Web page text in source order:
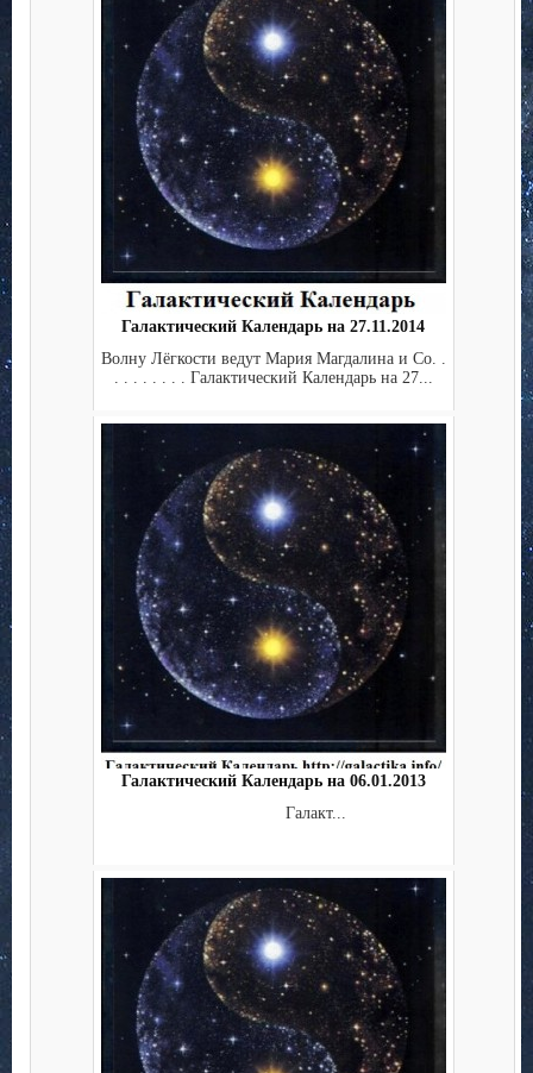
Галактический Календарь на 27.11.2014
Волну Лёгкости ведут Мария Магдалина и Co. .
. . . . . . . . Галактический Календарь на 27...
Галактический Календарь на 06.01.2013
Галакт...